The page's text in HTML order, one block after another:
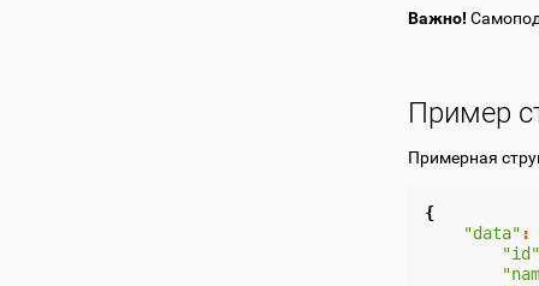
Важно!
Пример
Примерная
{
"data" :
"id"